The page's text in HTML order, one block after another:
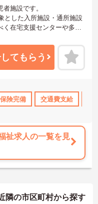
施設です。
とした入所施設・通所施設
く在宅支援センターや多機
福祉ホーム、地域活動支
なニーズに応えるための取
すね♪
法人内研修に加え、外部
てもらう
険完備 交通費支給
祉求人の一覧を見
隣の市区町村から探す